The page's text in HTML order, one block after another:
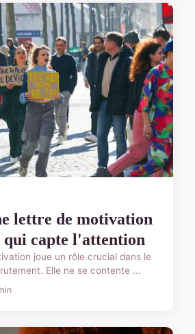
lettre de motivation
qui capte l'attention
joue un rôle crucial dans le
Elle ne se contente ...